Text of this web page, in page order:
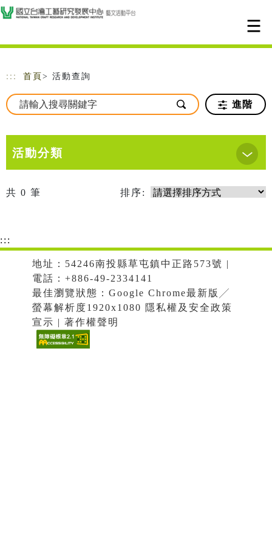
跳到主要內容
網站導覽
::: 首頁 > 活動查詢
進階
活動分類
共 0 筆 排序:
:::
地址：54246南投縣草屯鎮中正路573號 |
電話：+886-49-2334141
最佳瀏覽狀態：Google Chrome最新版╱
螢幕解析度1920x1080 隱私權及安全政策
宣示 | 著作權聲明